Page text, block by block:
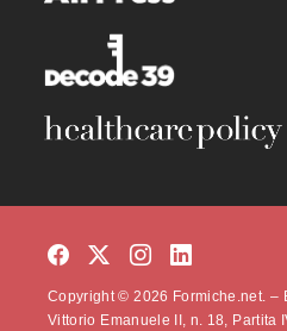
Copyright © 2026 Formiche.net. –
Vittorio Emanuele II, n. 18, Partita